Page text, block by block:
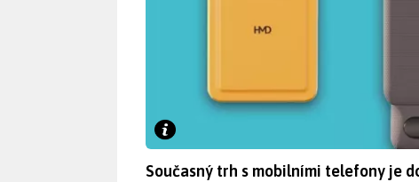
Současný trh s mobilními telefony je